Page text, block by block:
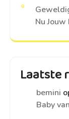
Nu
Laatste
bemini
Baby